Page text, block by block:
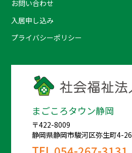
お問い合わせ
入居申し込み
プライバシーポリシー
まごころタウン静岡
〒422-8009
静岡県静岡市駿河区弥生町4-26